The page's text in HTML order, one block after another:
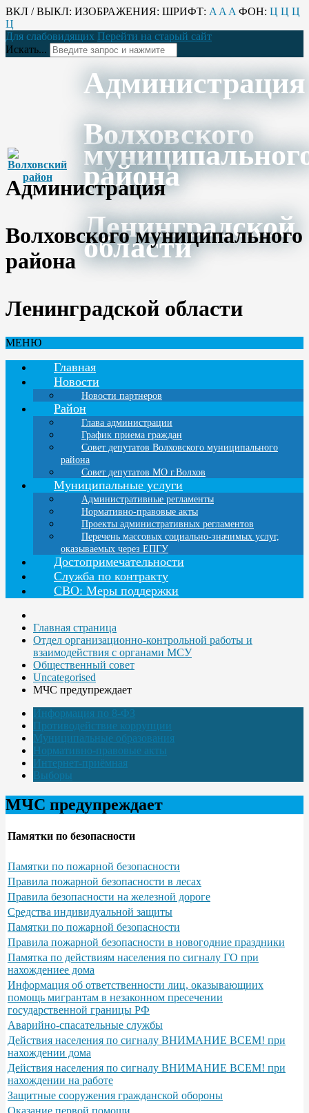
ВКЛ / ВЫКЛ: ИЗОБРАЖЕНИЯ: ШРИФТ: A A A ФОН: Ц Ц Ц
Ц
Для слабовидящих Перейти на старый сайт
Искать...
Администрация
Волховского
района
Ленинградской
области
Администрация
Волховского муниципального
района
Ленинградской области
МЕНЮ
Главная
Новости
Новости партнеров
Район
Глава администрации
График приема граждан
Совет депутатов Волховского муниципального
района
Совет депутатов МО г.Волхов
Муниципальные услуги
Административные регламенты
Нормативно-правовые акты
Проекты административных регламентов
Перечень массовых социально-значимых услуг,
оказываемых через ЕПГУ
Достопримечательности
Служба по контракту
СВО: Меры поддержки
Главная страница
Отдел организационно-контрольной работы и
взаимодействия с органами МСУ
Общественный совет
Uncategorised
МЧС предупреждает
Информация по 8-ФЗ
Противодействие коррупции
Муниципальные образования
Нормативно-правовые акты
Интернет-приёмная
Выборы
МЧС предупреждает
Памятки по безопасности
Памятки по пожарной безопасности
Правила пожарной безопасности в лесах
Правила безопасности на железной дороге
Средства индивидуальной защиты
Памятки по пожарной безопасности
Правила пожарной безопасности в новогодние праздники
Памятка по действиям населения по сигналу ГО при
нахождениее дома
Информация об ответственности лиц, оказывающиих
помощь мигрантам в незаконном пресечении
государственной границы РФ
Аварийно-спасательные службы
Действия населения по сигналу ВНИМАНИЕ ВСЕМ! при
нахождении дома
Действия населения по сигналу ВНИМАНИЕ ВСЕМ! при
нахождении на работе
Защитные сооружения гражданской обороны
Оказание первой помощи